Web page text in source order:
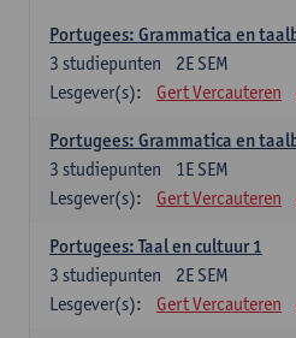
Portugees: Grammatica en
2E SEM
3 studiepunten
Lesgever(s):
Gert Vercauteren
Portugees: Grammatica en
1E SEM
3 studiepunten
Lesgever(s):
Gert Vercauteren
Portugees: Taal en cultuur 1
2E SEM
3 studiepunten
Lesgever(s):
Gert Vercauteren